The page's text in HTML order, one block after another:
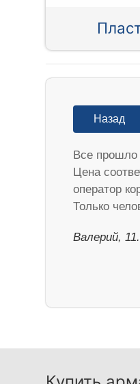
Назад
Все
Цена
оператор
Только
Валерий,